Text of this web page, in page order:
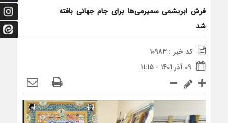
فرش ابریشمی سمیرمی‌ها برای جام جهانی بافته
شد
کد خبر : 10983
09 آذر 1401 - 11:15